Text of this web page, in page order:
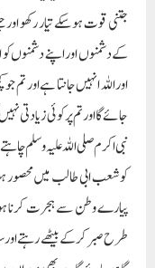
جتنی قوت ہوسکے تیار رکھو
کے دشمنوں اور اپنے دشمنوں کو
اوراللہ انہیں جانتا ہے اور تم
جائے گااور تم پر کوئی زیادتی
نبی اکرم صلی اللہ علیہ وسلم
کو شعب ابی طالب میں محصور
پیارے وطن سے ہجرت کرنا
طرح صبر کرکے بیٹھے رہتے اور